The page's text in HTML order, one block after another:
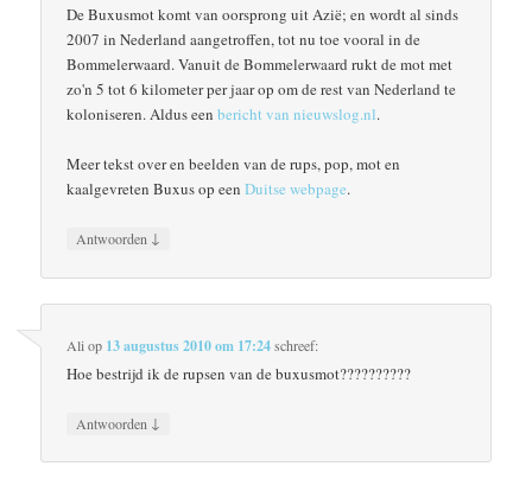
De Buxusmot komt van oorsprong uit Azië; en wordt al sinds
2007 in Nederland aangetroffen, tot nu toe vooral in de
Bommelerwaard. Vanuit de Bommelerwaard rukt de mot met
zo'n 5 tot 6 kilometer per jaar op om de rest van Nederland te
koloniseren. Aldus eenbericht van nieuwslog.nl.
Meer tekst over en beelden van de rups, pop, mot en
kaalgevreten Buxus op eenDuitse webpage.
Antwoorden ↓
Ali op 13 augustus 2010 om 17:24schreef:
Hoe bestrijd ik de rupsen van de buxusmot??????????
Antwoorden ↓